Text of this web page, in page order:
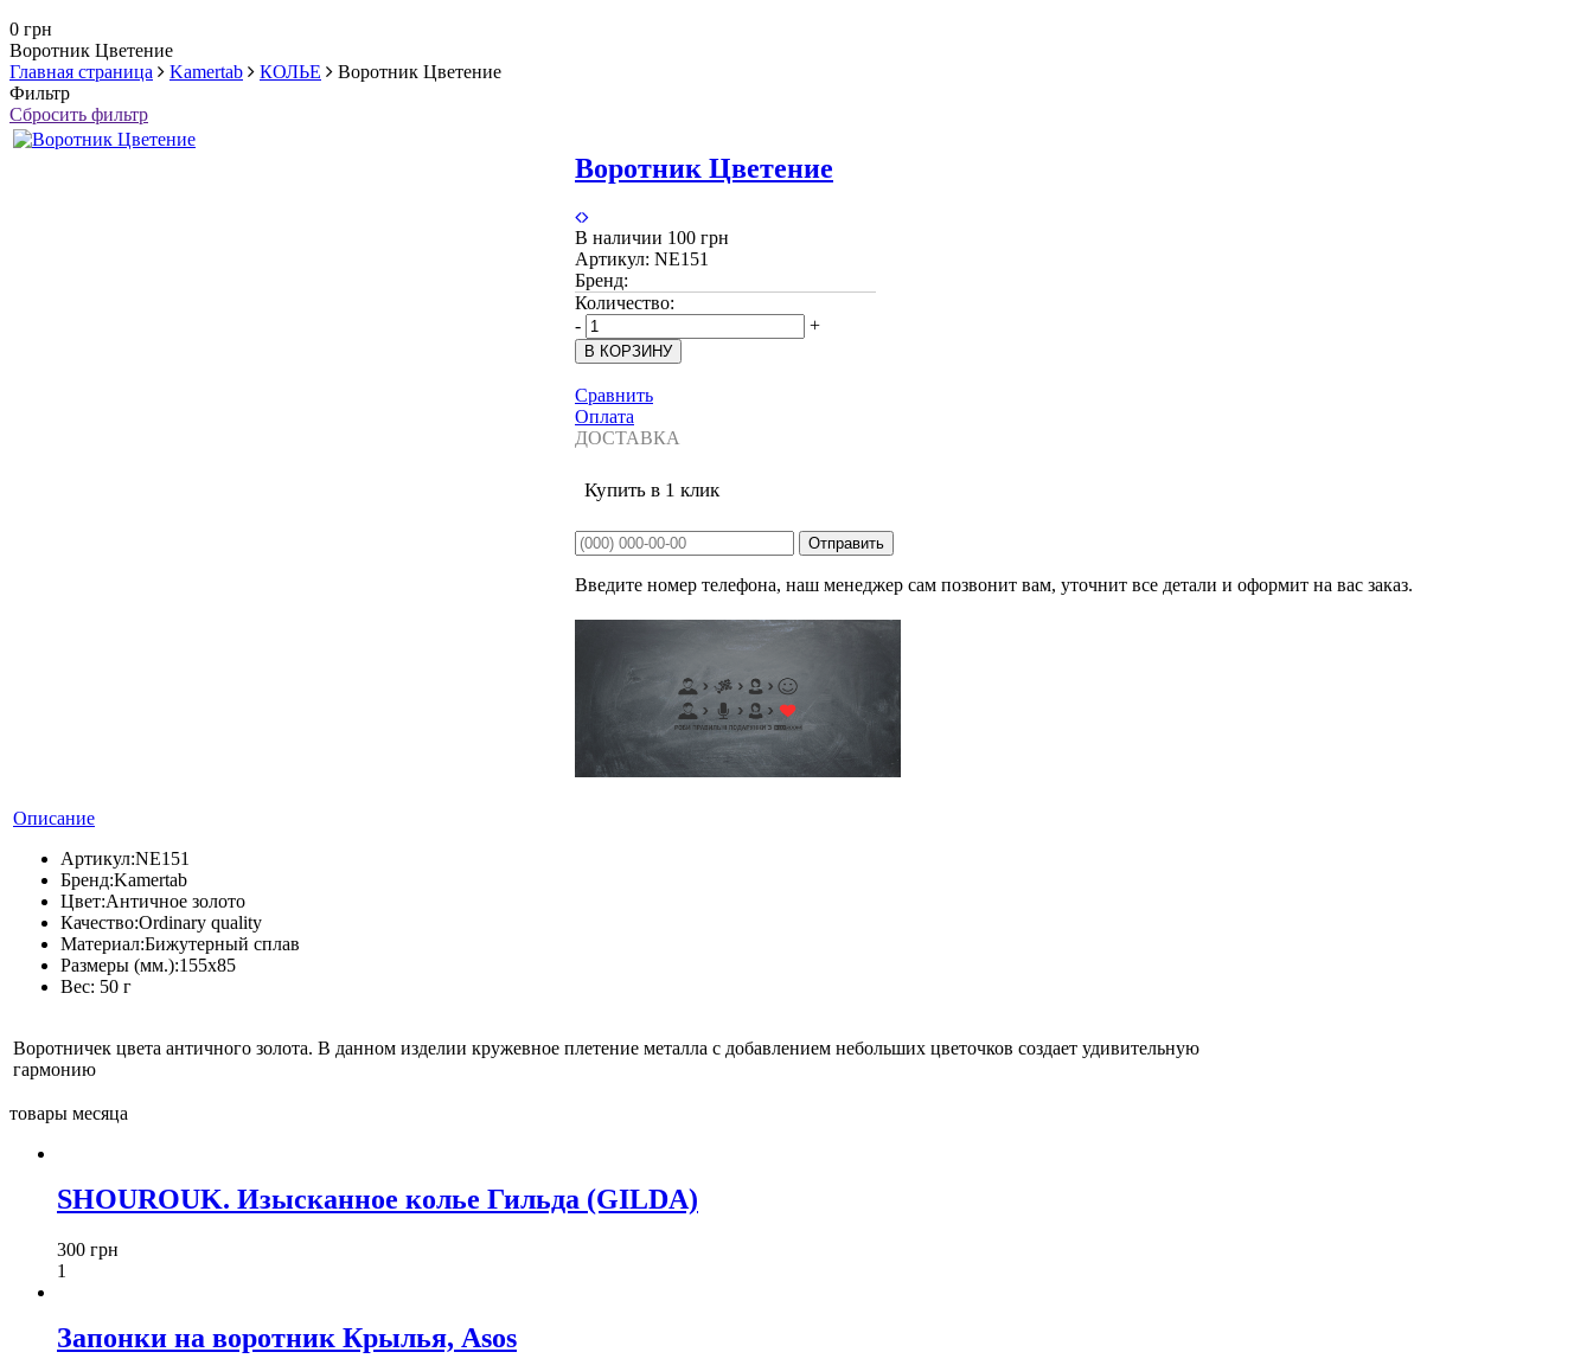
0 грн
Воротник Цветение
Главная страница
Kamertab КОЛЬЕ
Воротник Цветение
Фильтр
Сбросить фильтр
Воротник Цветение
В наличии 100 грн
Артикул: NE151
Бренд:
Количество:
-
+
Сравнить
Оплата
ДОСТАВКА
Купить в 1 клик
Введите номер телефона, наш менеджер сам позвонит вам, уточнит все детали и оформит на вас заказ.
Описание
Артикул:NE151
Бренд:Kamertab
Цвет:Античное золото
Качество:Ordinary quality
Материал:Бижутерный сплав
Размеры (мм.):155х85
Вес: 50 г
Воротничек цвета античного золота. В данном изделии кружевное плетение металла с добавлением небольших цветочков создает удивительную
гармонию
товары месяца
SHOUROUK. Изысканное колье Гильда (GILDA)
300 грн
1
Запонки на воротник Крылья, Asos